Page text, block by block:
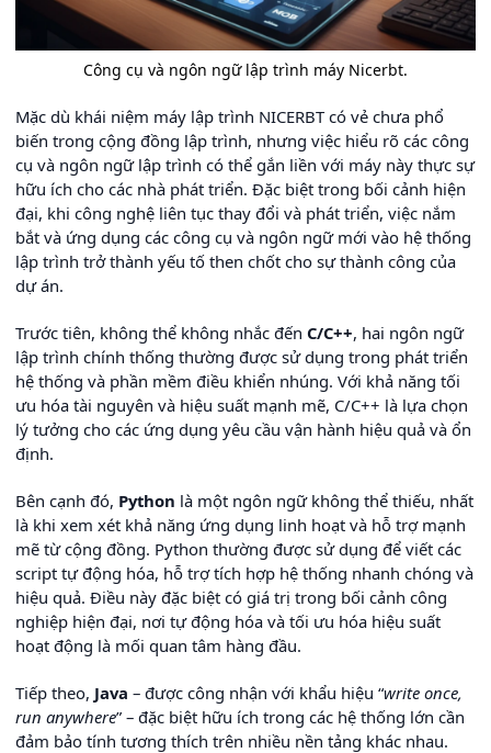
Công cụ và ngôn ngữ lập trình máy Nicerbt.
Mặc dù khái niệm máy lập trình NICERBT có vẻ chưa phổ
biến trong cộng đồng lập trình, nhưng việc hiểu rõ các công
cụ và ngôn ngữ lập trình có thể gắn liền với máy này thực sự
hữu ích cho các nhà phát triển. Đặc biệt trong bối cảnh hiện
đại, khi công nghệ liên tục thay đổi và phát triển, việc nắm
bắt và ứng dụng các công cụ và ngôn ngữ mới vào hệ thống
lập trình trở thành yếu tố then chốt cho sự thành công của
dự án.
Trước tiên, không thể không nhắc đến C/C++, hai ngôn ngữ
lập trình chính thống thường được sử dụng trong phát triển
hệ thống và phần mềm điều khiển nhúng. Với khả năng tối
ưu hóa tài nguyên và hiệu suất mạnh mẽ, C/C++ là lựa chọn
lý tưởng cho các ứng dụng yêu cầu vận hành hiệu quả và ổn
định.
Bên cạnh đó, Python là một ngôn ngữ không thể thiếu, nhất
là khi xem xét khả năng ứng dụng linh hoạt và hỗ trợ mạnh
mẽ từ cộng đồng. Python thường được sử dụng để viết các
script tự động hóa, hỗ trợ tích hợp hệ thống nhanh chóng và
hiệu quả. Điều này đặc biệt có giá trị trong bối cảnh công
nghiệp hiện đại, nơi tự động hóa và tối ưu hóa hiệu suất
hoạt động là mối quan tâm hàng đầu.
Tiếp theo, Java – được công nhận với khẩu hiệu “write once,
run anywhere” – đặc biệt hữu ích trong các hệ thống lớn cần
đảm bảo tính tương thích trên nhiều nền tảng khác nhau.